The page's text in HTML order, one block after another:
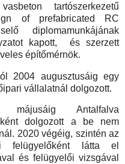
tartószerkezetű
of prefabricated RC
diplomamunkájának
kapott, és szerzett
építőmérnök.
2004 augusztusáig egy
vállalatnál dolgozott.
Antalfalva
dolgozott a be nem
2020 végéig, szintén az
felügyelőként látta el
és felügyelői vizsgával